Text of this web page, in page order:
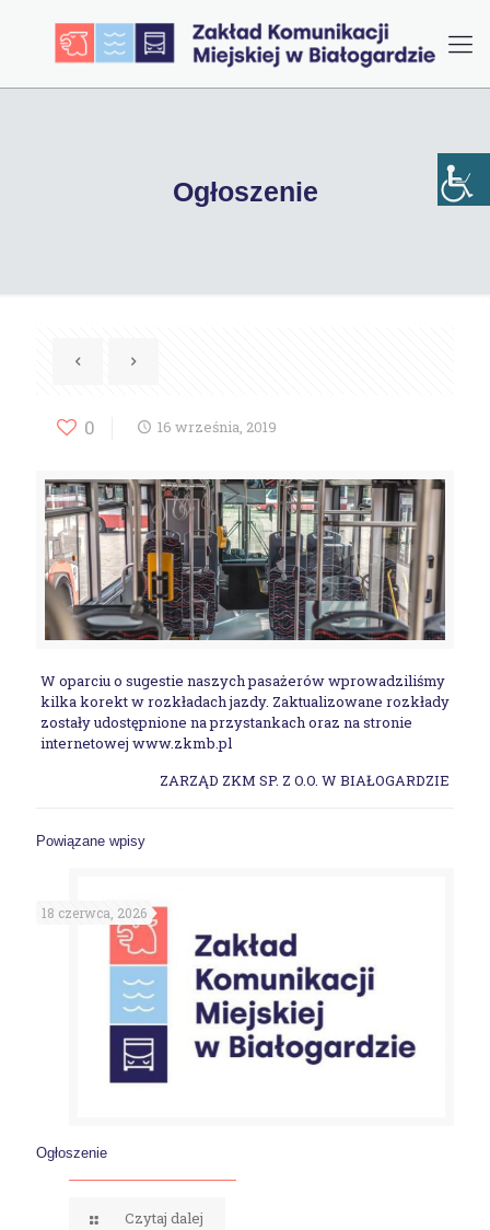
Ogłoszenie
0 16 września, 2019
W oparciu o sugestie naszych pasażerów wprowadziliśmy
kilka korekt w rozkładach jazdy. Zaktualizowane rozkłady
zostały udostępnione na przystankach oraz na stronie
internetowej www.zkmb.pl
ZARZĄD ZKM SP. Z O.O. W BIAŁOGARDZIE
Powiązane wpisy
18 czerwca, 2026
Ogłoszenie
Czytaj dalej